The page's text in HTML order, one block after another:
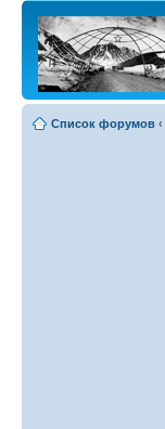
Список форумов ‹